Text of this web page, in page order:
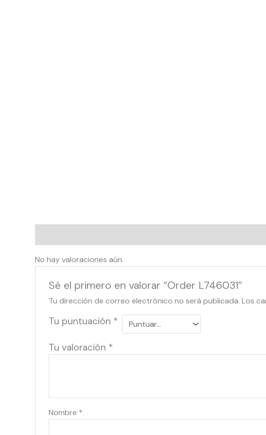
No hay valoraciones aún.
Sé el primero en valorar “Order L746031”
Tu dirección de correo electrónico no será publicada. Los
Tu puntuación *
Tu valoración *
Nombre *